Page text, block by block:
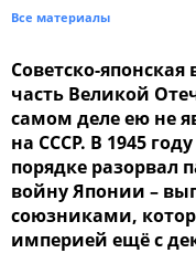
Все материалы
Советско-
часть Великой
самом деле ею не
на СССР. В 1945
порядке разорвал
войну Японии –
союзниками,
империей ещё с